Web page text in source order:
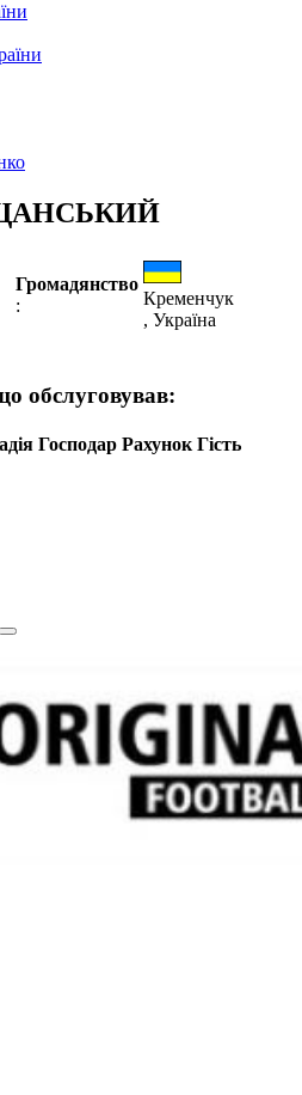
Громадянство
:
Кременчук
, Україна
обслуговував:
Господар Рахунок Гість